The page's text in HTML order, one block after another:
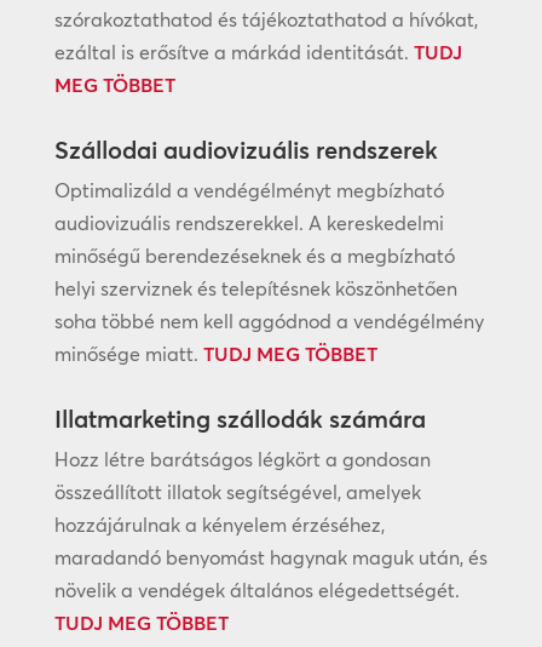
szórakoztathatod és tájékoztathatod a hívókat,
ezáltal is erősítve a márkád identitását. TUDJ
MEG TÖBBET
Szállodai audiovizuális rendszerek
Optimalizáld a vendégélményt megbízható
audiovizuális rendszerekkel. A kereskedelmi
minőségű berendezéseknek és a megbízható
helyi szerviznek és telepítésnek köszönhetően
soha többé nem kell aggódnod a vendégélmény
minősége miatt. TUDJ MEG TÖBBET
Illatmarketing szállodák számára
Hozz létre barátságos légkört a gondosan
összeállított illatok segítségével, amelyek
hozzájárulnak a kényelem érzéséhez,
maradandó benyomást hagynak maguk után, és
növelik a vendégek általános elégedettségét.
TUDJ MEG TÖBBET